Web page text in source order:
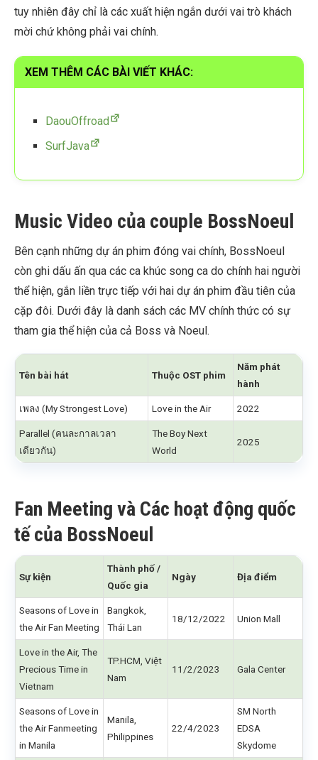
tuy nhiên đây chỉ là các xuất hiện ngắn dưới vai trò khách
mời chứ không phải vai chính.
XEM THÊM CÁC BÀI VIẾT KHÁC:
DaouOffroad
SurfJava
Music Video của couple BossNoeul
Bên cạnh những dự án phim đóng vai chính, BossNoeul
còn ghi dấu ấn qua các ca khúc song ca do chính hai người
thể hiện, gắn liền trực tiếp với hai dự án phim đầu tiên của
cặp đôi. Dưới đây là danh sách các MV chính thức có sự
tham gia thể hiện của cả Boss và Noeul.
Tên bài hát Thuộc OST phim
Năm phát
hành
เพลง (My Strongest Love) Love in the Air 2022
Parallel (คนละกาลเวลา
เดียวกัน)
The Boy Next
World
2025
Fan Meeting và Các hoạt động quốc
tế của BossNoeul
Sự kiện
Thành phố /
Quốc gia
Ngày Địa điểm
Seasons of Love in
the Air Fan Meeting
Bangkok,
Thái Lan
18/12/2022 Union Mall
Love in the Air, The
Precious Time in
Vietnam
TP.HCM, Việt
Nam
11/2/2023 Gala Center
Seasons of Love in
the Air Fanmeeting
in Manila
Manila,
Philippines
22/4/2023
SM North
EDSA
Skydome